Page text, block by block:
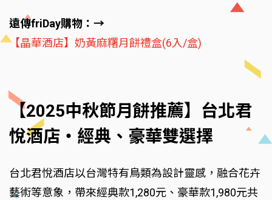
遠傳friDay購物：→
【晶華酒店】奶黃麻糬月餅禮盒(6入/盒)
【2025中秋節月餅推薦】台北君
悅酒店‧經典、豪華雙選擇
台北君悅酒店以台灣特有鳥類為設計靈感，融合花卉
藝術等意象，帶來經典款1,280元、豪華款1,980元共